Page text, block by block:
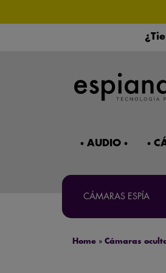
AUDIO
CÁMARAS ESPÍA
Home »Cámaras